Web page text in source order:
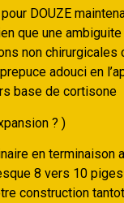
DOUZE
que une
non
adouci en
base de cortisone
? )
en terminaison
8 vers 10
construction